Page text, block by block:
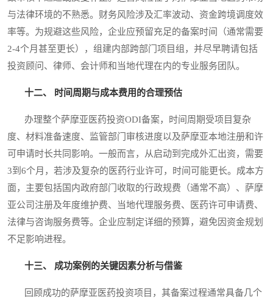
与法律环境的不熟悉。财务风险涉及汇率波动、资金跨境调度效
率等。为规避这些风险，企业应预留充足的备案时间（通常需要
2-4个月甚至更长），组建内部跨部门项目组，并尽早聘请包括
投资顾问、律师、会计师和当地代理在内的专业服务团队。
十二、 时间周期与成本费用的合理预估
办理整个萨摩亚医药投资ODI备案，时间周期受项目复杂
度、材料准备速度、监管部门审核进度以及萨摩亚本地注册和许
可申请时长共同影响。一般而言，从启动到完成外汇出资，需要
3到6个月，若涉及复杂的医药行业许可，时间可能更长。成本方
面，主要包括国内政府部门收取的行政规费（通常不高）、萨摩
亚公司注册及年度维护费、当地代理服务费、医药许可申请费、
法律与咨询服务费等。企业应制定详细的预算，避免因资金规划
不足影响进程。
十三、 成功案例的关键因素分析与借鉴
回顾成功的萨摩亚医药投资项目，其备案过程通常具备几个